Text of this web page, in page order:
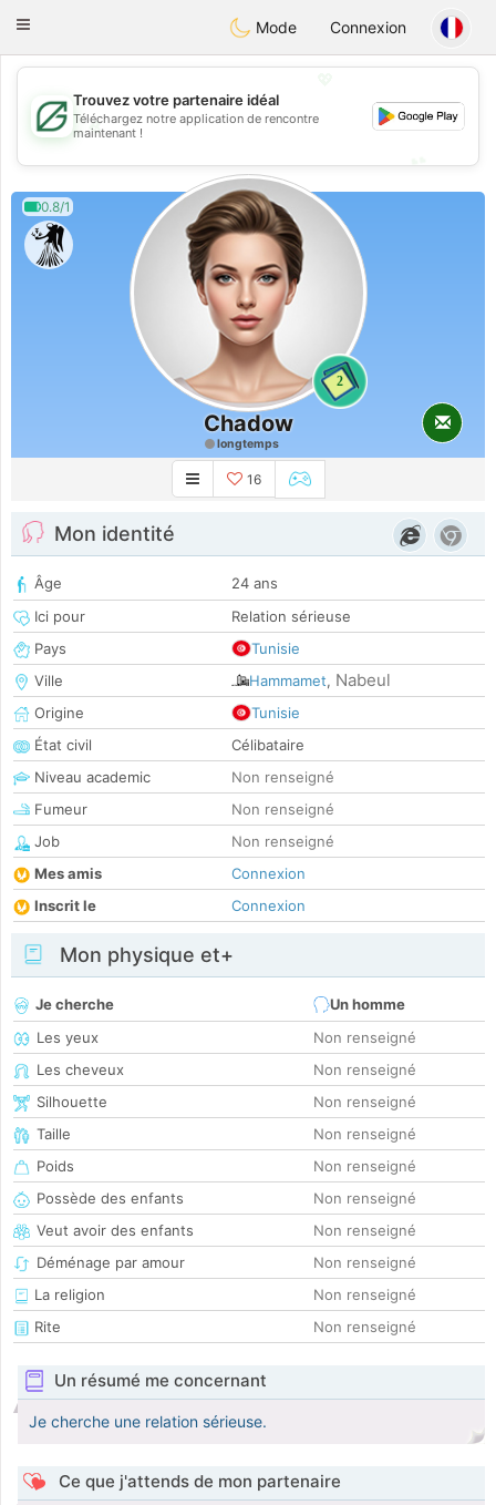
Gulf Dating
Toggle
Mode Connexion
💖
💕
Trouvez votre partenaire idéal
Téléchargez notre application de rencontre
maintenant !
0.8/1
2
Chadow
longtemps
16
Mon identité
Âge
24 ans
Ici pour
Relation sérieuse
Pays
Tunisie
Ville
Hammamet, Nabeul
Origine
Tunisie
État civil
Célibataire
Niveau academic
Non renseigné
Fumeur
Non renseigné
Job
Non renseigné
Mes amis
Connexion
Inscrit le
Connexion
Mon physique et+
Je cherche
Un homme
Les yeux
Non renseigné
Les cheveux
Non renseigné
Silhouette
Non renseigné
Taille
Non renseigné
Poids
Non renseigné
Possède des enfants
Non renseigné
Veut avoir des enfants
Non renseigné
Déménage par amour
Non renseigné
La religion
Non renseigné
Rite
Non renseigné
Un résumé me concernant
Je cherche une relation sérieuse.
Ce que j'attends de mon partenaire